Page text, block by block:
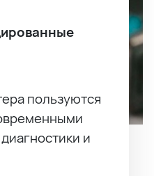
пользуются
и